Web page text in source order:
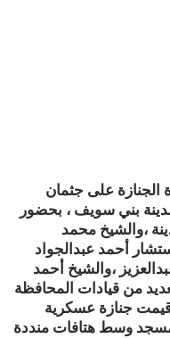
الجنازة على جثمان
بني سويف ، بحضور
،والشيخ محمد
أحمد عبدالجواد
،والشيخ أحمد
من قيادات المحافظة
أقيمت جنازة عسكرية
وسط هتافات منددة